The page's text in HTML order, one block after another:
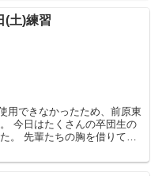
(土)練習
用できなかったため、前原東
の
りて、